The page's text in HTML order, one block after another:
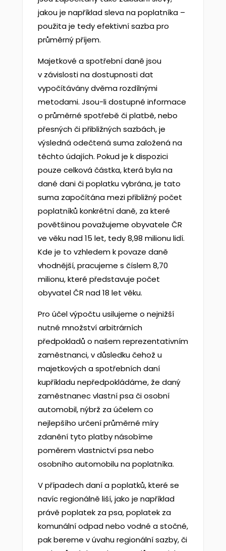
jakou je například sleva na poplatníka –
použita je tedy efektivní sazba pro
průměrný příjem.
Majetkové a spotřební daně jsou
v závislosti na dostupnosti dat
vypočítávány dvěma rozdílnými
metodami. Jsou-li dostupné informace
o průměrné spotřebě či platbě, nebo
přesných či přibližných sazbách, je
výsledná odečtená suma založená na
těchto údajích. Pokud je k dispozici
pouze celková částka, která byla na
dané dani či poplatku vybrána, je tato
suma započítána mezi přibližný počet
poplatníků konkrétní daně, za které
povětšinou považujeme obyvatele ČR
ve věku nad 15 let, tedy 8,98 milionu lidí.
Kde je to vzhledem k povaze daně
vhodnější, pracujeme s číslem 8,70
milionu, které představuje počet
obyvatel ČR nad 18 let věku.
Pro účel výpočtu usilujeme o nejnižší
nutné množství arbitrárních
předpokladů o našem reprezentativním
zaměstnanci, v důsledku čehož u
majetkových a spotřebních daní
kupříkladu nepředpokládáme, že daný
zaměstnanec vlastní psa či osobní
automobil, nýbrž za účelem co
nejlepšího určení průměrné míry
zdanění tyto platby násobíme
poměrem vlastnictví psa nebo
osobního automobilu na poplatníka.
V případech daní a poplatků, které se
navíc regionálně liší, jako je například
právě poplatek za psa, poplatek za
komunální odpad nebo vodné a stočné,
pak bereme v úvahu regionální sazby, či